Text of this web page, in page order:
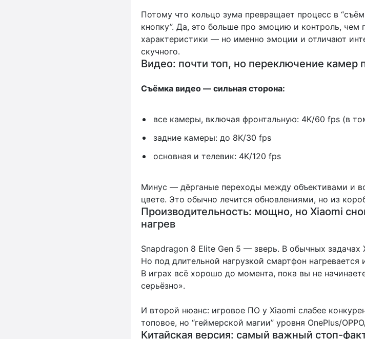
Потому что кольцо зума превращает процесс в
кнопку”. Да, это больше про эмоцию и контроль, чем
характеристики — но именно эмоции и отличают
скучного.
Видео: почти топ, но переключение камер
Съёмка видео — сильная сторона:
все камеры, включая фронтальную: 4K/60 fps (в
задние камеры: до 8K/30 fps
основная и телевик: 4K/120 fps
Минус — дёрганые переходы между объективами и
цвете. Это обычно лечится обновлениями, но из
Производительность: мощно, но Xiaomi
нагрев
Snapdragon 8 Elite Gen 5 — зверь. В обычных задачах
Но под длительной нагрузкой смартфон нагревается
В играх всё хорошо до момента, пока вы не
серьёзно».
И второй нюанс: игровое ПО у Xiaomi слабее
топовое, но “геймерской магии” уровня OnePlus/
Китайская версия: самый важный стоп-